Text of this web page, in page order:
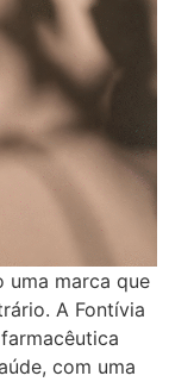
uma marca que
A Fontívia
com uma